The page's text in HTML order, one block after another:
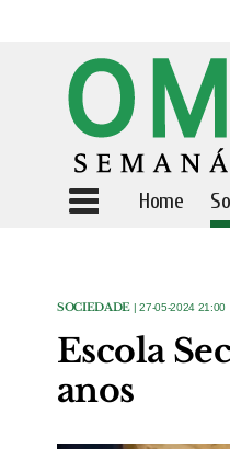
Home
SOCIEDADE | 27-05-2024 21:00
Escola
anos